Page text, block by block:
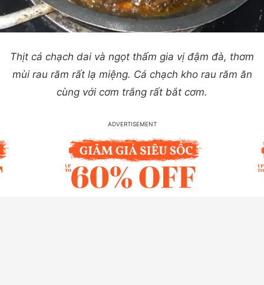
Thịt cá chạch dai và ngọt thấm gia vị đậm đà, thơm
mùi rau răm rất lạ miệng. Cá chạch kho rau răm ăn
cùng với cơm trắng rất bắt cơm.